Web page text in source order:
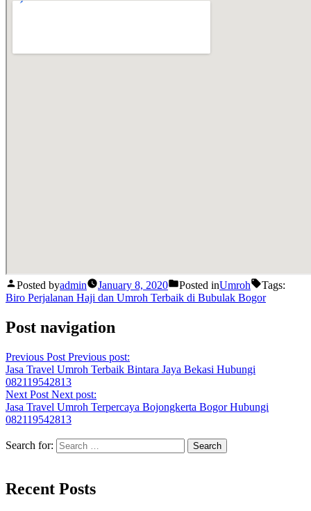
Posted byadmin January 8, 2020 Posted inUmroh
Tags:
Biro Perjalanan Haji dan Umroh Terbaik di Bubulak Bogor
Post navigation
Previous Post Previous post:
Jasa Travel Umroh Terbaik Bintara Jaya Bekasi Hubungi
082119542813
Next Post Next post:
Jasa Travel Umroh Terpercaya Bojongkerta Bogor Hubungi
082119542813
Search for:
Recent Posts